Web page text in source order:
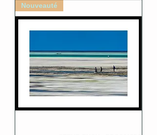
Nouveauté